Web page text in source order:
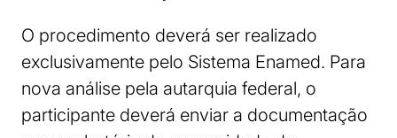
O procedimento deverá ser realizado
exclusivamente pelo Sistema Enamed. Para
nova análise pela autarquia federal, o
participante deverá enviar a documentação